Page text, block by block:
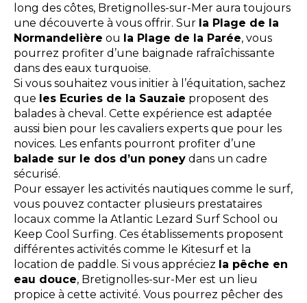
long des côtes, Bretignolles-sur-Mer aura toujours
une découverte à vous offrir. Sur la Plage de la
Normandelière ou la Plage de la Parée, vous
pourrez profiter d’une baignade rafraîchissante
dans des eaux turquoise.
Si vous souhaitez vous initier à l’équitation, sachez
que les Ecuries de la Sauzaie proposent des
balades à cheval. Cette expérience est adaptée
aussi bien pour les cavaliers experts que pour les
novices. Les enfants pourront profiter d’une
balade sur le dos d’un poneydans un cadre
sécurisé.
Pour essayer les activités nautiques comme le surf,
vous pouvez contacter plusieurs prestataires
locaux comme la Atlantic Lezard Surf School ou
Keep Cool Surfing. Ces établissements proposent
différentes activités comme le Kitesurf et la
location de paddle. Si vous appréciez la pêche en
eau douce, Bretignolles-sur-Mer est un lieu
propice à cette activité. Vous pourrez pêcher des